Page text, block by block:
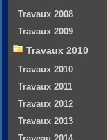
Travaux 2008
Travaux 2009
Travaux 2010
Travaux 2010
Travaux 2011
Travaux 2012
Travaux 2013